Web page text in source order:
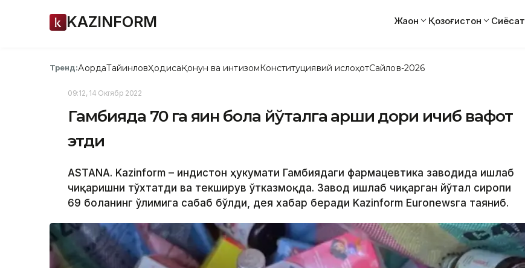
KAZINFORM Жаҳон Қозоғистон Сиёсат
Тренд:АқордаТайинловҲодисаҚонун ва интизомКонституциявий ислоҳотСайлов-2026
09:12, 14 Октябр 2022
Гамбияда 70 га яқин бола йўталга қарши дори ичиб вафот
этди
ASTANA. Kazinform – Ҳиндистон ҳукумати Гамбиядаги фармацевтика заводида ишлаб
чиқаришни тўхтатди ва текширув ўтказмоқда. Завод ишлаб чиқарган йўтал сиропи
69 боланинг ўлимига сабаб бўлди, дея хабар беради Kazinform Euronewsга таяниб.